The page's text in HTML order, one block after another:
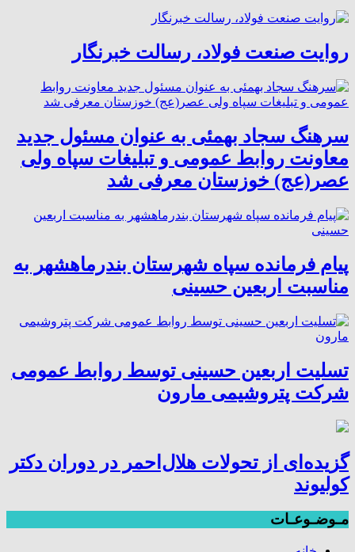
روایت صنعت فولاد،‌ رسالت خبرنگار
سرهنگ سجاد بهمئی به عنوان مسئول جدید
معاونت روابط عمومی و تبلیغات سپاه ولی
عصر(عج) خوزستان معرفی شد
پیام فرمانده سپاه شهرستان بندرماهشهر به
مناسبت اربعین حسینی
تسلیت اربعین حسینی توسط روابط عمومی
شرکت پتروشیمی مارون
گزیده‌ای از تحولات هلال‌احمر در دوران دکتر
کولیوند
مـوضـوعـات